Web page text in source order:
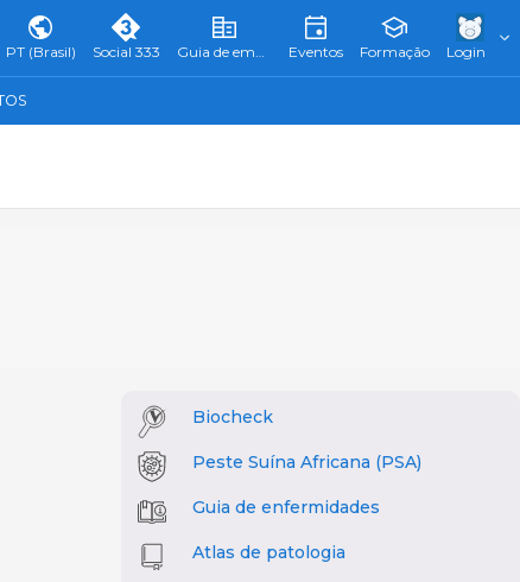
PT (Brasil) Social 333 Guia de empresas Eventos Formação Login
Biocheck
Peste Suína Africana (PSA)
Guia de enfermidades
Atlas de patologia